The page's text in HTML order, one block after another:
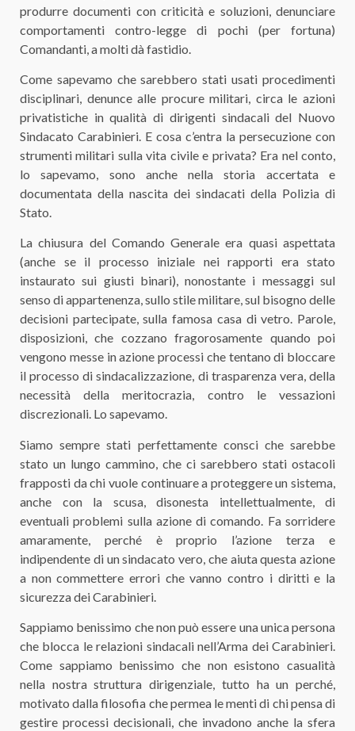
produrre documenti con criticità e soluzioni, denunciare
comportamenti contro-legge di pochi (per fortuna)
Comandanti, a molti dà fastidio.
Come sapevamo che sarebbero stati usati procedimenti
disciplinari, denunce alle procure militari, circa le azioni
privatistiche in qualità di dirigenti sindacali del Nuovo
Sindacato Carabinieri. E cosa c’entra la persecuzione con
strumenti militari sulla vita civile e privata? Era nel conto,
lo sapevamo, sono anche nella storia accertata e
documentata della nascita dei sindacati della Polizia di
Stato.
La chiusura del Comando Generale era quasi aspettata
(anche se il processo iniziale nei rapporti era stato
instaurato sui giusti binari), nonostante i messaggi sul
senso di appartenenza, sullo stile militare, sul bisogno delle
decisioni partecipate, sulla famosa casa di vetro. Parole,
disposizioni, che cozzano fragorosamente quando poi
vengono messe in azione processi che tentano di bloccare
il processo di sindacalizzazione, di trasparenza vera, della
necessità della meritocrazia, contro le vessazioni
discrezionali. Lo sapevamo.
Siamo sempre stati perfettamente consci che sarebbe
stato un lungo cammino, che ci sarebbero stati ostacoli
frapposti da chi vuole continuare a proteggere un sistema,
anche con la scusa, disonesta intellettualmente, di
eventuali problemi sulla azione di comando. Fa sorridere
amaramente, perché è proprio l’azione terza e
indipendente di un sindacato vero, che aiuta questa azione
a non commettere errori che vanno contro i diritti e la
sicurezza dei Carabinieri.
Sappiamo benissimo che non può essere una unica persona
che blocca le relazioni sindacali nell’Arma dei Carabinieri.
Come sappiamo benissimo che non esistono casualità
nella nostra struttura dirigenziale, tutto ha un perché,
motivato dalla filosofia che permea le menti di chi pensa di
gestire processi decisionali, che invadono anche la sfera